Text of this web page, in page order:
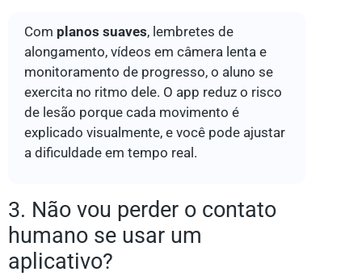
Com planos suaves, lembretes de
alongamento, vídeos em câmera lenta e
monitoramento de progresso, o aluno se
exercita no ritmo dele. O app reduz o risco
de lesão porque cada movimento é
explicado visualmente, e você pode ajustar
a dificuldade em tempo real.
3. Não vou perder o contato
humano se usar um
aplicativo?